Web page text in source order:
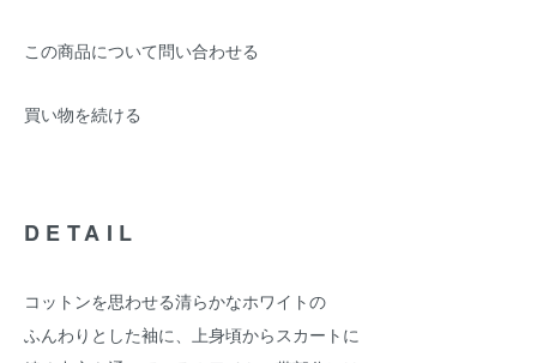
この商品について問い合わせる
買い物を続ける
DETAIL
コットンを思わせる清らかなホワイトの
ふんわりとした袖に、上身頃からスカートに